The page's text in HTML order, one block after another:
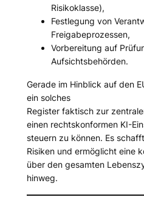
Risikoklasse),
Festlegung von
Freigabeprozessen,
Vorbereitung auf
Aufsichtsbehörden.
Gerade im Hinblick auf den
ein solches
Register faktisch zur
einen rechtskonformen KI-
steuern zu können. Es
Risiken und ermöglicht eine
über den gesamten
hinweg.